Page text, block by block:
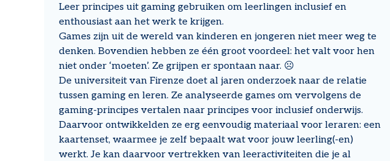
Leer principes uit gaming gebruiken om leerlingen inclusief en
enthousiast aan het werk te krijgen.
Games zijn uit de wereld van kinderen en jongeren niet meer weg te
denken. Bovendien hebben ze één groot voordeel: het valt voor hen
niet onder ‘moeten’. Ze grijpen er spontaan naar. ☹
De universiteit van Firenze doet al jaren onderzoek naar de relatie
tussen gaming en leren. Ze analyseerde games om vervolgens de
gaming-principes vertalen naar principes voor inclusief onderwijs.
Daarvoor ontwikkelden ze erg eenvoudig materiaal voor leraren: een
kaartenset, waarmee je zelf bepaalt wat voor jouw leerling(-en)
werkt. Je kan daarvoor vertrekken van leeractiviteiten die je al